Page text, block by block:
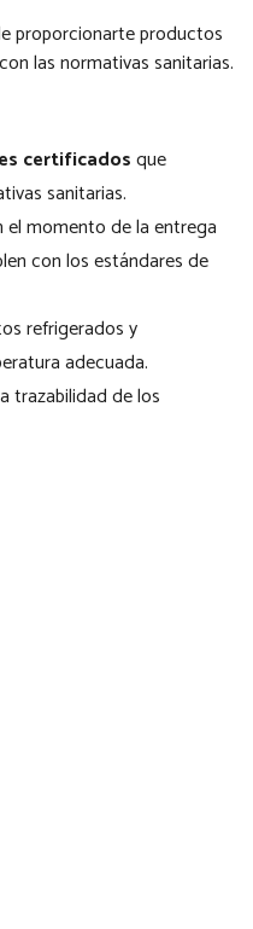
proporcionarte productos
las normativas sanitarias.
certificadosque
sanitarias.
momento de la entrega
con los estándares de
refrigerados y
adecuada.
trazabilidad de los